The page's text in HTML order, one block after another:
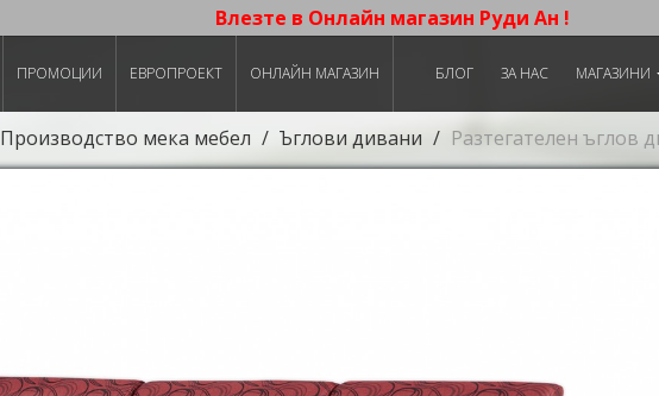
Влезте в Онлайн магазин Руди Ан !
ПРОМОЦИИ ЕВРОПРОЕКТ ОНЛАЙН МАГАЗИН БЛОГ ЗА НАС МАГАЗИНИ
Производство мека мебел Ъглови дивани Разтегателен ъглов